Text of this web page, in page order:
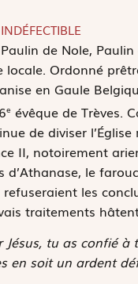
de Nole,
locale. Ordonné
en Gaule
e évêque de Trèves.
de diviser
II, notoirement
d’Athanase, le
les
traitements
Jésus, tu as confié
en soit un ardent